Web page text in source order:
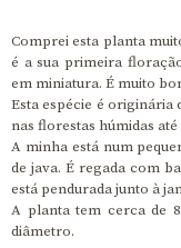
Comprei esta planta
é a sua primeira
em miniatura. É muito
Esta espécie é originária
nas florestas húmidas
A minha está num
de java. É regada com
está pendurada junto à
A planta tem cerca de
diâmetro.